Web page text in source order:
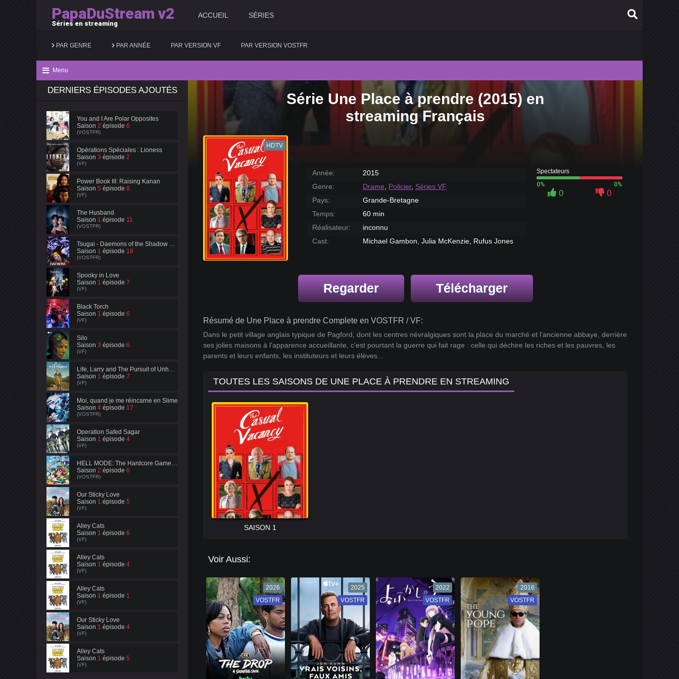
PapaDuStream v2
Séries en streaming
ACCUEIL SÉRIES
PAR GENRE
Action
Animation
Aventure
Biopic
Comédie
Documentaire Historique
Musical
Romance
Science fiction
PAR ANNÉE
2025
2022
2019
2018
2017
2016
2015
2014
2010
2009
PAR VERSION VF PAR VERSION VOSTFR
Menu
DERNIERS ÉPISODES AJOUTÉS
You and I Are Polar Opposites
Saison 2 épisode 6
(VOSTFR)
Opérations Spéciales : Lioness
Saison 3 épisode 2
(VF)
Power Book III: Raising Kanan
Saison 5 épisode 8
(VF)
The Husband
Saison 1 épisode 11
(VOSTFR)
Tsugai - Daemons of the Shadow Realm
Saison 1 épisode 18
(VOSTFR)
Spooky in Love
Saison 1 épisode 7
(VF)
Black Torch
Saison 1 épisode 6
(VF)
Silo
Saison 3 épisode 6
(VF)
Life, Larry and The Pursuit of Unhappiness
Saison 1 épisode 7
(VF)
Moi, quand je me réincarne en Slime
Saison 4 épisode 17
(VOSTFR)
Operation Safed Sagar
Saison 1 épisode 4
(VF)
HELL MODE: The Hardcore Gamer Dominates in Another World with Garbage Balancing
Saison 2 épisode 6
(VOSTFR)
Our Sticky Love
Saison 1 épisode 5
(VF)
Alley Cats
Saison 1 épisode 6
(VF)
Alley Cats
Saison 1 épisode 4
(VF)
Alley Cats
Saison 1 épisode 1
(VF)
Our Sticky Love
Saison 1 épisode 4
(VF)
Alley Cats
Saison 1 épisode 5
(VF)
Série Une Place à prendre (2015) en
streaming Français
HDTV
Année:
2015
Genre:
Drame, Policier, Séries VF
Pays:
Grande-Bretagne
Temps:
60 min
Réalisateur:
inconnu
Cast:
Michael Gambon, Julia McKenzie, Rufus Jones
Spectateurs
0%
0%
0 0
Regarder Télécharger
Résumé de Une Place à prendre Complete en VOSTFR / VF:
Dans le petit village anglais typique de Pagford, dont les centres névralgiques sont la place du marché et l'ancienne abbaye, derrière
ses jolies maisons à l'apparence accueillante, c'est pourtant la guerre qui fait rage : celle qui déchire les riches et les pauvres, les
parents et leurs enfants, les instituteurs et leurs élèves...
TOUTES LES SAISONS DE UNE PLACE À PRENDRE EN STREAMING
SAISON 1
Voir Aussi:
2026
VF
VOSTFR
2025
VF
VOSTFR
2022
VF
VOSTFR
2016
VF
VOSTFR